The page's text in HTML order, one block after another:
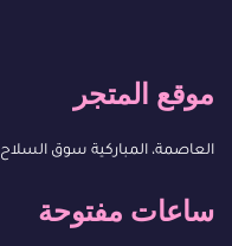
موقع المتجر
العاصمة، المباركية سوق السلاح
ساعات مفتوحة